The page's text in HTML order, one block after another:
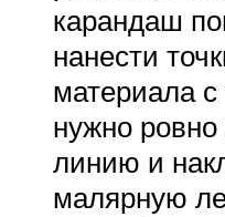
карандаш
нанести
материала с
нужно
линию и
малярную